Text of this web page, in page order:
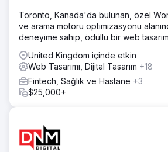
Toronto, Kanada'da bulunan, özel
ve arama motoru optimizasyonu
deneyime sahip, ödüllü bir web tasarım
United Kingdom içinde etkin
Web Tasarımı, Dijital Tasarım +18
Fintech, Sağlık ve Hastane +3
$25,000+